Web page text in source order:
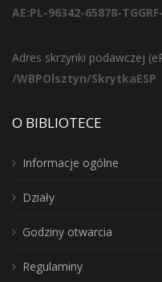
AE:PL-96342-65878-
Adres skrzynki podawczej
/WBPOlsztyn/SkrytkaESP
O BIBLIOTECE
Informacje ogólne
Działy
Godziny otwarcia
Regulaminy